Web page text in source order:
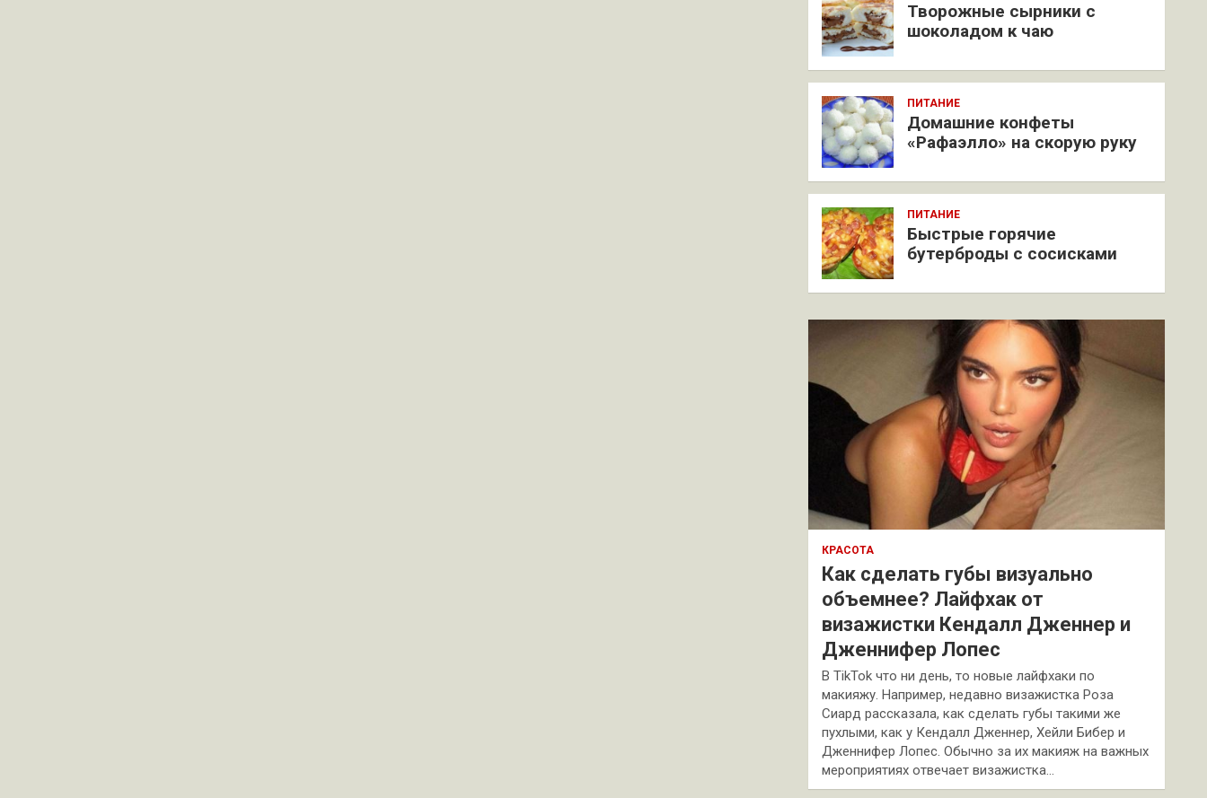
Творожные сырники с
шоколадом к чаю
ПИТАНИЕ
Домашние конфеты
«Рафаэлло» на скорую руку
ПИТАНИЕ
Быстрые горячие
бутерброды с сосисками
КРАСОТА
Как сделать губы визуально
объемнее? Лайфхак от
визажистки Кендалл Дженнер и
Дженнифер Лопес
В TikTok что ни день, то новые лайфхаки по
макияжу. Например, недавно визажистка Роза
Сиард рассказала, как сделать губы такими же
пухлыми, как у Кендалл Дженнер, Хейли Бибер и
Дженнифер Лопес. Обычно за их макияж на важных
мероприятиях отвечает визажистка…